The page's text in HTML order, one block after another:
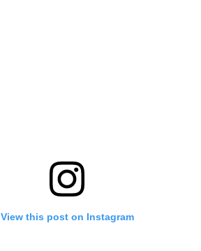
View this post on Instagram